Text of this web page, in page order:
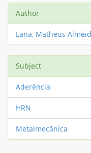
Author
Lana, Matheus
Subject
Aderência
HRN
Metalmecânica